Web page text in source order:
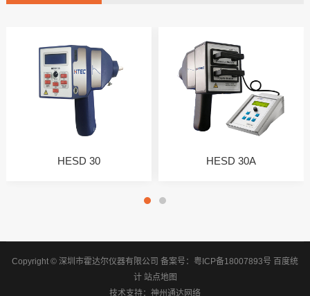
HESD 30 HESD 30A
Copyright © 深圳市霍达尔仪器有限公司 备案号： 粤ICP备18007893号 百度统
计 站点地图
技术支持： 神州通达网络